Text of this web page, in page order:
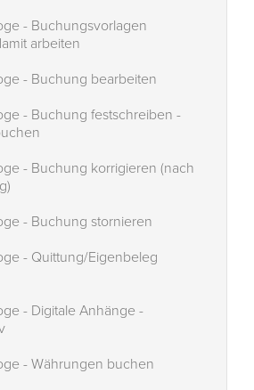
- Buchungsvorlagen
arbeiten
- Buchung bearbeiten
- Buchung festschreiben -
- Buchung korrigieren (nach
- Buchung stornieren
- Quittung/Eigenbeleg
- Digitale Anhänge -
- Währungen buchen